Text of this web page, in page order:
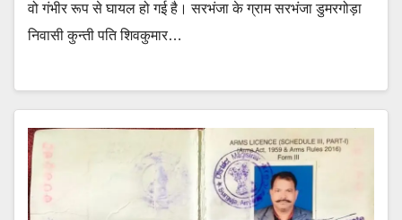
वो गंभीर रूप से घायल हो गई है। सरभंजा के ग्राम सरभंजा डुमरगोड़ा
निवासी कुन्ती पति शिवकुमार…